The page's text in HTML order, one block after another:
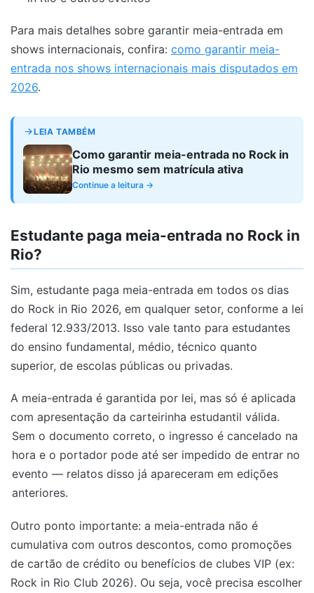
Para mais detalhes sobre garantir meia-entrada em
shows internacionais, confira: como garantir meia-
entrada nos shows internacionais mais disputados em
2026.
LEIA TAMBÉM
Como garantir meia-entrada no Rock in
Rio mesmo sem matrícula ativa
Continue a leitura →
Estudante paga meia-entrada no Rock in
Rio?
Sim, estudante paga meia-entrada em todos os dias
do Rock in Rio 2026, em qualquer setor, conforme a lei
federal 12.933/2013. Isso vale tanto para estudantes
do ensino fundamental, médio, técnico quanto
superior, de escolas públicas ou privadas.
A meia-entrada é garantida por lei, mas só é aplicada
com apresentação da carteirinha estudantil válida.
Sem o documento correto, o ingresso é cancelado na
hora e o portador pode até ser impedido de entrar no
evento — relatos disso já apareceram em edições
anteriores.
Outro ponto importante: a meia-entrada não é
cumulativa com outros descontos, como promoções
de cartão de crédito ou benefícios de clubes VIP (ex:
Rock in Rio Club 2026). Ou seja, você precisa escolher